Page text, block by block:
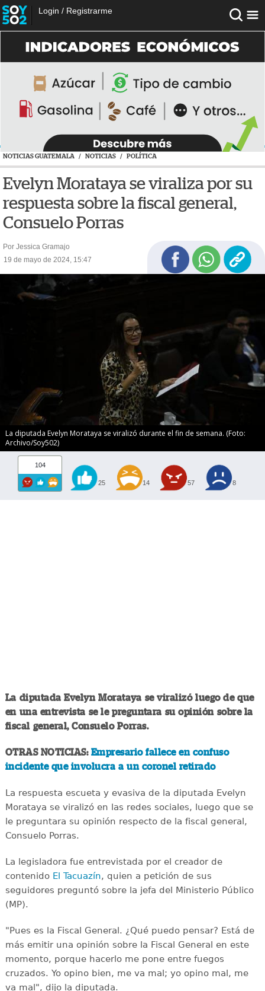
Login / Registrarme
NOTICIAS GUATEMALA / NOTICIAS / POLÍTICA
Evelyn Morataya se viraliza por su
respuesta sobre la fiscal general,
Consuelo Porras
Por Jessica Gramajo
19 de mayo de 2024, 15:47
La diputada Evelyn Morataya se viralizó durante el fin de semana. (Foto:
Archivo/Soy502)
104
25 14 57 8
La diputada Evelyn Morataya se viralizó luego de que
en una entrevista se le preguntara su opinión sobre la
fiscal general, Consuelo Porras.
OTRAS NOTICIAS: Empresario fallece en confuso
incidente que involucra a un coronel retirado
La respuesta escueta y evasiva de la diputada Evelyn
Morataya se viralizó en las redes sociales, luego que se
le preguntara su opinión respecto de la fiscal general,
Consuelo Porras.
La legisladora fue entrevistada por el creador de
contenido El Tacuazín, quien a petición de sus
seguidores preguntó sobre la jefa del Ministerio Público
(MP).
"Pues es la Fiscal General. ¿Qué puedo pensar? Está de
más emitir una opinión sobre la Fiscal General en este
momento, porque hacerlo me pone entre fuegos
cruzados. Yo opino bien, me va mal; yo opino mal, me
va mal", dijo la diputada.